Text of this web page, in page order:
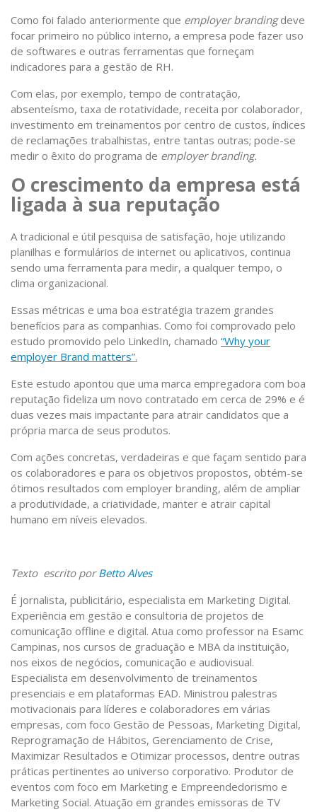
Como foi falado anteriormente que employer brandingdeve
focar primeiro no público interno, a empresa pode fazer uso
de softwares e outras ferramentas que forneçam
indicadores para a gestão de RH.
Com elas, por exemplo, tempo de contratação,
absenteísmo, taxa de rotatividade, receita por colaborador,
investimento em treinamentos por centro de custos, índices
de reclamações trabalhistas, entre tantas outras; pode-se
medir o êxito do programa de employer branding.
O crescimento da empresa está
ligada à sua reputação
A tradicional e útil pesquisa de satisfação, hoje utilizando
planilhas e formulários de internet ou aplicativos, continua
sendo uma ferramenta para medir, a qualquer tempo, o
clima organizacional.
Essas métricas e uma boa estratégia trazem grandes
benefícios para as companhias. Como foi comprovado pelo
estudo promovido pelo LinkedIn, chamado “Why your
employer Brand matters”.
Este estudo apontou que uma marca empregadora com boa
reputação fideliza um novo contratado em cerca de 29% e é
duas vezes mais impactante para atrair candidatos que a
própria marca de seus produtos.
Com ações concretas, verdadeiras e que façam sentido para
os colaboradores e para os objetivos propostos, obtém-se
ótimos resultados com employer branding, além de ampliar
a produtividade, a criatividade, manter e atrair capital
humano em níveis elevados.
Texto escrito porBetto Alves
É jornalista, publicitário, especialista em Marketing Digital.
Experiência em gestão e consultoria de projetos de
comunicação offline e digital. Atua como professor na Esamc
Campinas, nos cursos de graduação e MBA da instituição,
nos eixos de negócios, comunicação e audiovisual.
Especialista em desenvolvimento de treinamentos
presenciais e em plataformas EAD. Ministrou palestras
motivacionais para líderes e colaboradores em várias
empresas, com foco Gestão de Pessoas, Marketing Digital,
Reprogramação de Hábitos, Gerenciamento de Crise,
Maximizar Resultados e Otimizar processos, dentre outras
práticas pertinentes ao universo corporativo. Produtor de
eventos com foco em Marketing e Empreendedorismo e
Marketing Social. Atuação em grandes emissoras de TV